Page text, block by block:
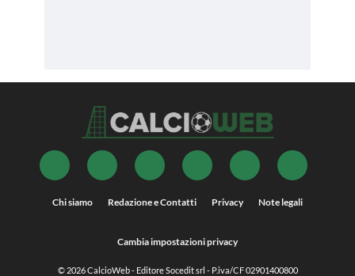
Chi siamo Redazione e Contatti Privacy Note legali
Cambia impostazioni privacy
© 2026CalcioWeb- Editore Socedit srl - P.iva/CF 02901400800